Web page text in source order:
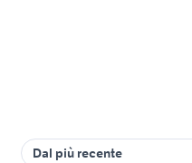
Dal più recente